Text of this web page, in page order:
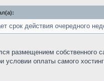
срок действия очередного
размещением собственного
условии оплаты самого